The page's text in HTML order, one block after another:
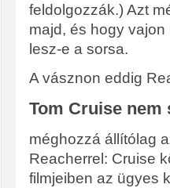
feldolgozzák.) Azt
majd, és hogy
lesz-e a sorsa.
A vásznon eddig
Tom Cruise nem
méghozzá állítólag
Reacherrel: Cruise
filmjeiben az ügyes